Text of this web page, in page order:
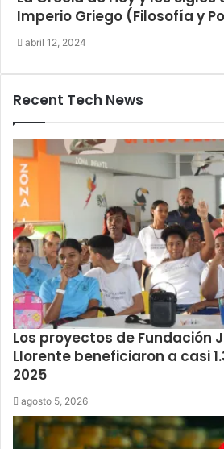
Imperio Griego (Filosofía y
abril 12, 2024
Recent Tech News
Los proyectos de Fundación
Llorente beneficiaron a casi
2025
agosto 5, 2026